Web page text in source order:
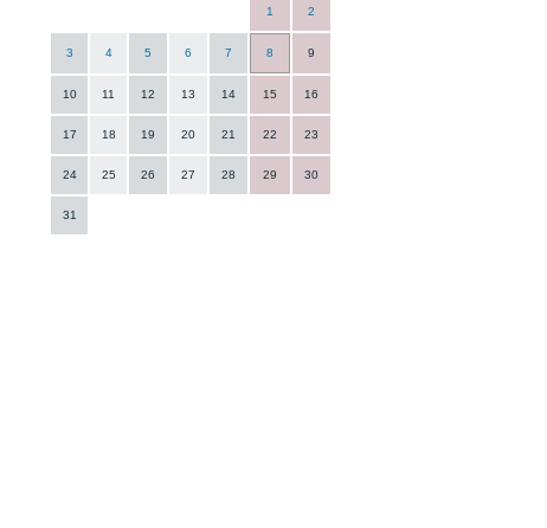
1 2
3 4 5 6 7 8 9
10 11 12 13 14 15 16
17 18 19 20 21 22 23
24 25 26 27 28 29 30
31